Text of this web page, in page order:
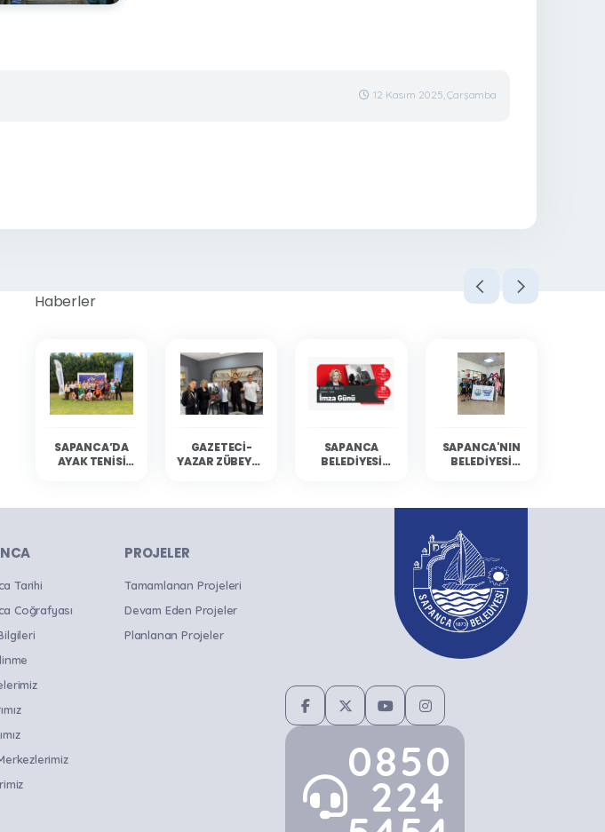
12 Kasım 2025, Çarşamba
Haberler
SAPANCA’DA
AYAK TENISI
GAZETECI-
YAZAR ZÜBEYDE
SAPANCA
BELEDIYESI
SAPANCA'NIN
BELEDIYESI
Tarihi
Coğrafyası
PROJELER
Tamamlanan Projeleri
Devam Eden Projeler
Planlanan Projeler
0850
224